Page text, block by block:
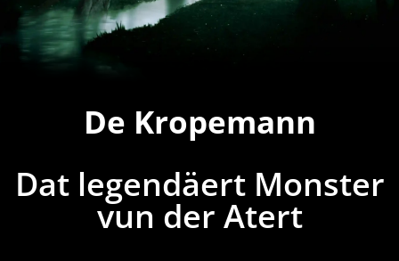
De Kropemann
Dat legendäert Monster
vun der Atert